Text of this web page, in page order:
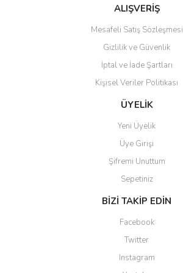
Bu ürüne benzer farklı alternatifler olmalı.
Gönder
ALIŞVERİŞ
Mesafeli Satış Sözleşmesi
Gizlilik ve Güvenlik
İptal ve İade Şartları
Kişisel Veriler Politikası
ÜYELİK
Yeni Üyelik
Üye Girişi
Şifremi Unuttum
Sepetiniz
BİZİ TAKİP EDİN
Facebook
Twitter
Instagram